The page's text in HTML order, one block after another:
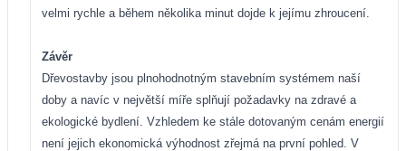
velmi rychle a během několika minut dojde k jejímu zhroucení.
Závěr
Dřevostavby jsou plnohodnotným stavebním systémem naší
doby a navíc v největší míře splňují požadavky na zdravé a
ekologické bydlení. Vzhledem ke stále dotovaným cenám energií
není jejich ekonomická výhodnost zřejmá na první pohled. V